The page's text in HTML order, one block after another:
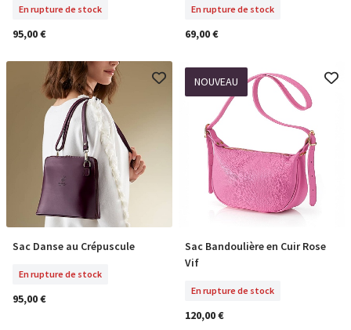
En rupture de stock
95,00 €
En rupture de stock
69,00 €
En Rupture De Stock
Sac Danse au Crépuscule
En rupture de stock
95,00 €
NOUVEAU
En Rupture De Stock
Sac Bandoulière en Cuir Rose
Vif
En rupture de stock
120,00 €